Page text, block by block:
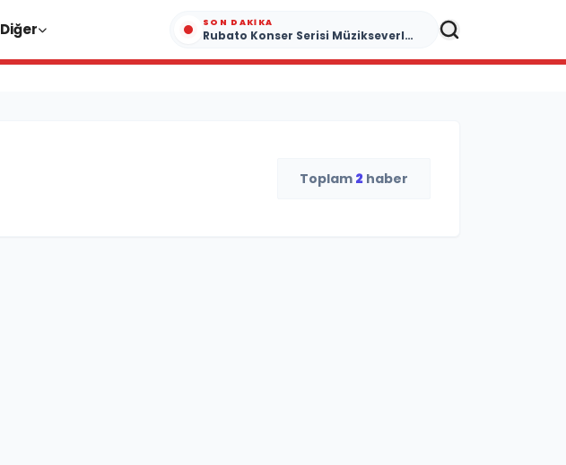
Diğer SON DAKIKA
Rubato Konser Serisi Müzikseverlerle Buluşmaya Devam Ediyor
Toplam 2 haber